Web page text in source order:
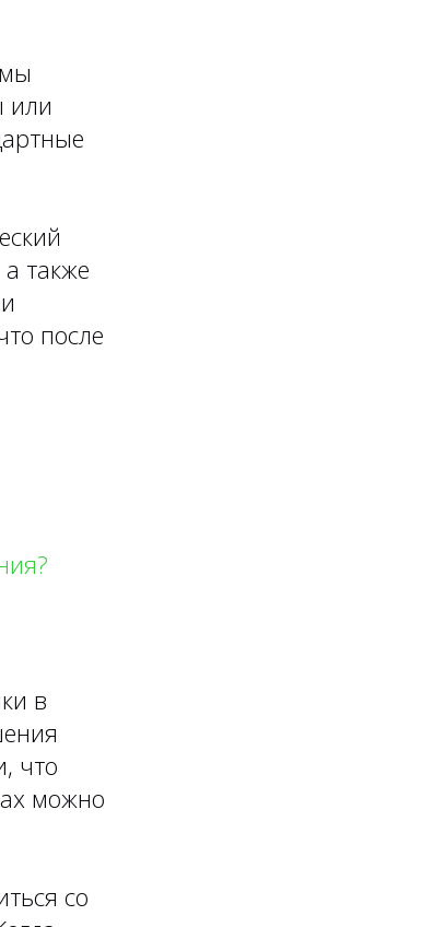
или
также
после
в
что
можно
со